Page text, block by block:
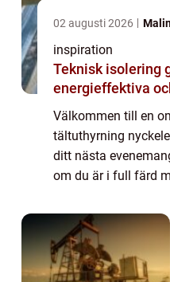
02 augusti 2026
inspiration
Teknisk isolering grunden för
energieffektiva
Välkommen till en
tältuthyrning
ditt nästa
om du är i full färd